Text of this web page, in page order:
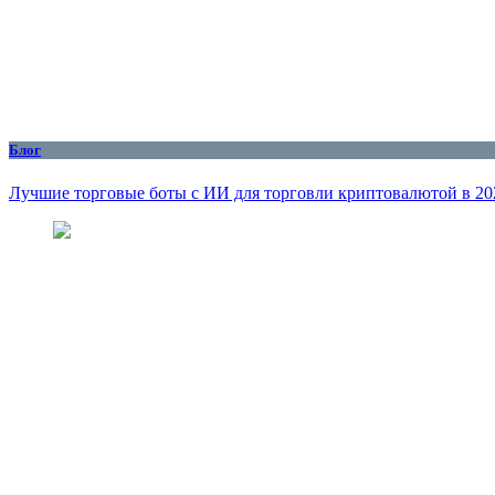
Блог
Лучшие торговые боты с ИИ для торговли криптовалютой в